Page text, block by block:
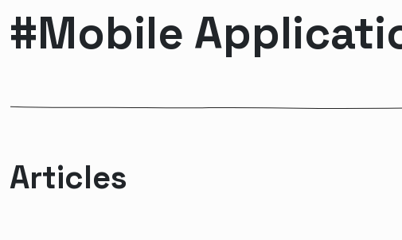
#Mobile
Articles